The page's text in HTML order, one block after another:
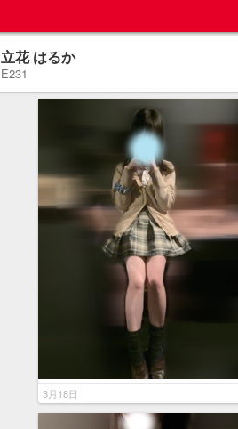
立花 はるか
E231
3月18日